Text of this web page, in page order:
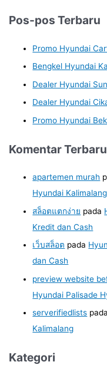
Pos-pos Terbaru
Promo Hyundai
Bengkel Hyundai
Dealer Hyundai
Dealer Hyundai
Promo Hyundai
Komentar Terbaru
apartemen murah
Hyundai Kalimalang
สล็อตแตกง่าย pada
Kredit dan Cash
เว็บสล็อต pada
dan Cash
preview website
Hyundai Palisade
serverifiedlists pada
Kalimalang
Kategori